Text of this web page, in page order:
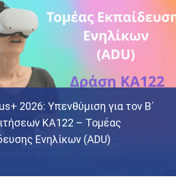
2026: Υπενθύμιση για τον Β΄
ΚΑ122 – Τομέας
Ενηλίκων (ADU)